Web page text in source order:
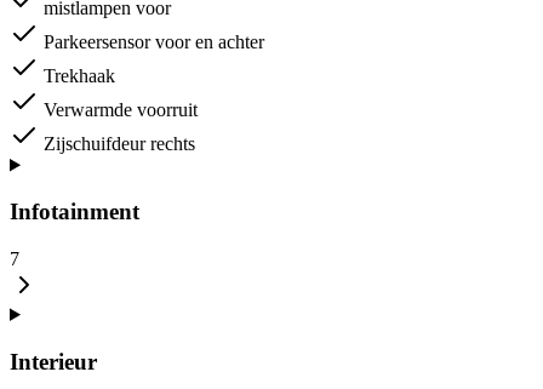
mistlampen voor
Parkeersensor voor en achter
Trekhaak
Verwarmde voorruit
Zijschuifdeur rechts
Infotainment
7
Interieur